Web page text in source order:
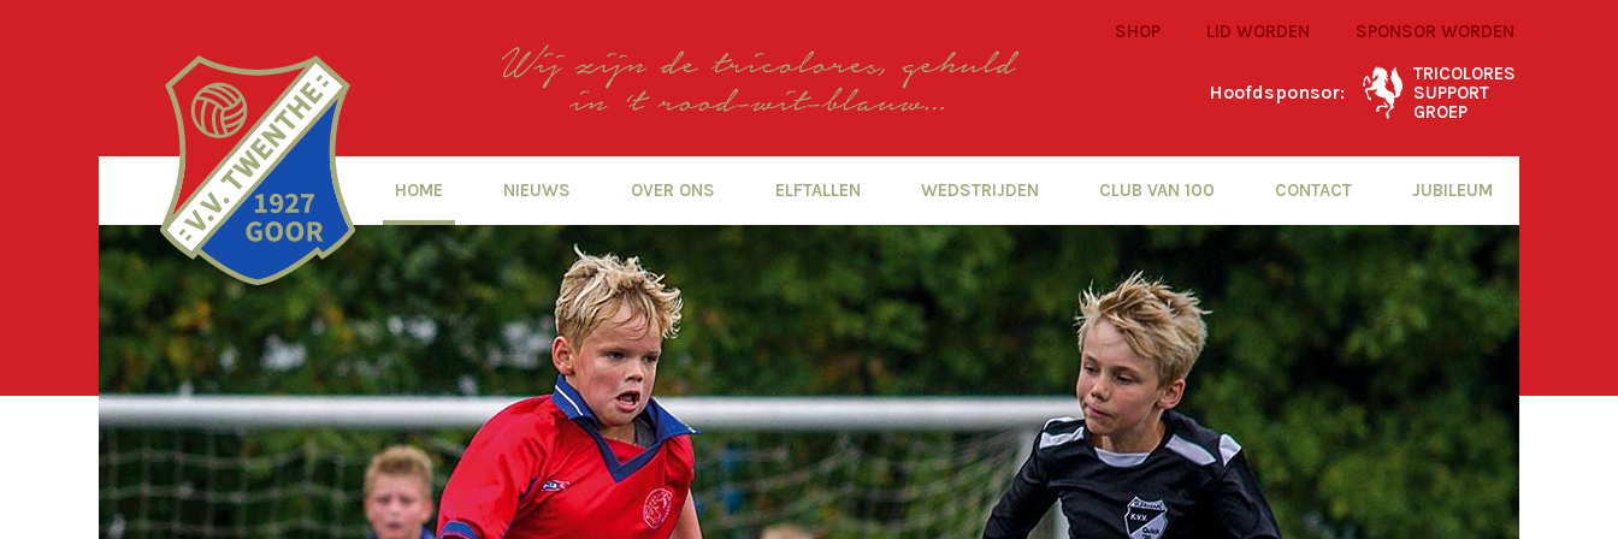
SHOP LID WORDEN SPONSOR WORDEN
Hoofdsponsor:
TRICOLORES
SUPPORT
GROEP
HOME NIEUWS OVER ONS ELFTALLEN WEDSTRIJDEN CLUB VAN 100 CONTACT JUBILEUM